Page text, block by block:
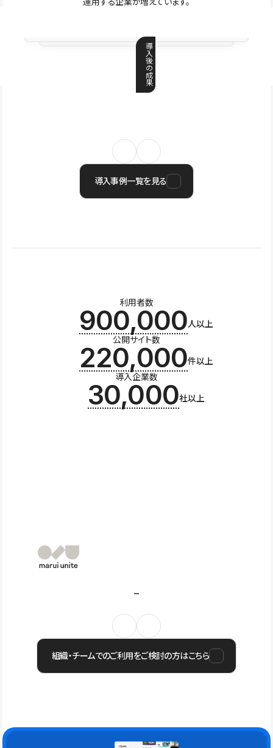
導
入
後
の
成
果
導入事例一覧を見る
利用者数
900,000人以上
公開サイト数
220,000件以上
導入企業数
30,000社以上
組織・チームでのご利用をご検討の方はこちら